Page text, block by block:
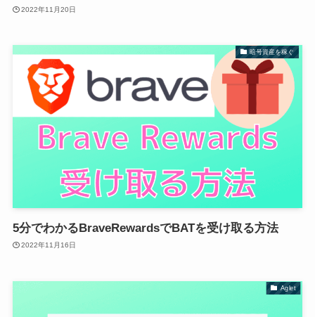
2022年11月20日
暗号資産を稼ぐ
5分でわかるBraveRewardsでBATを受け取る方法
2022年11月16日
Aglet